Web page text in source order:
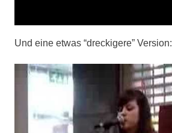
Und eine etwas “dreckigere” Version: